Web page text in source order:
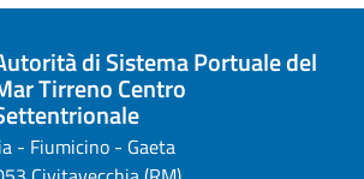
di Sistema Portuale del
Tirreno Centro
- Fiumicino - Gaeta